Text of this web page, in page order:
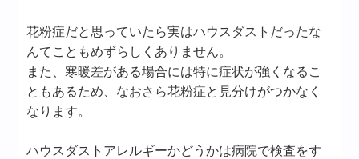
花粉症だと思っていたら実はハウスダストだったな
んてこともめずらしくありません。
また、寒暖差がある場合には特に症状が強くなるこ
ともあるため、なおさら花粉症と見分けがつかなく
なります。
ハウスダストアレルギーかどうかは病院で検査をす